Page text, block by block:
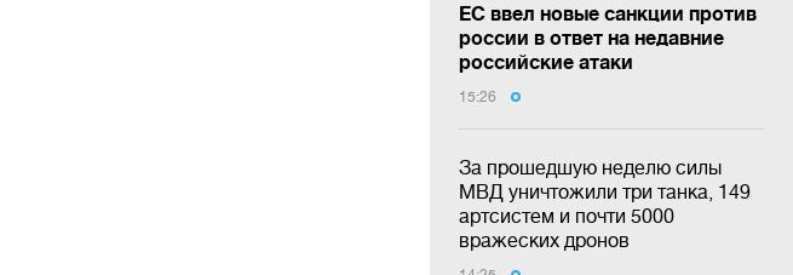
ЕС ввел новые санкции против
россии в ответ на недавние
российские атаки
15:26
За прошедшую неделю силы
МВД уничтожили три танка, 149
артсистем и почти 5000
вражеских дронов